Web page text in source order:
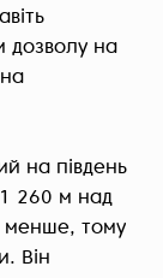
дозволу на
на південь
1 260 м над
менше, тому
Він